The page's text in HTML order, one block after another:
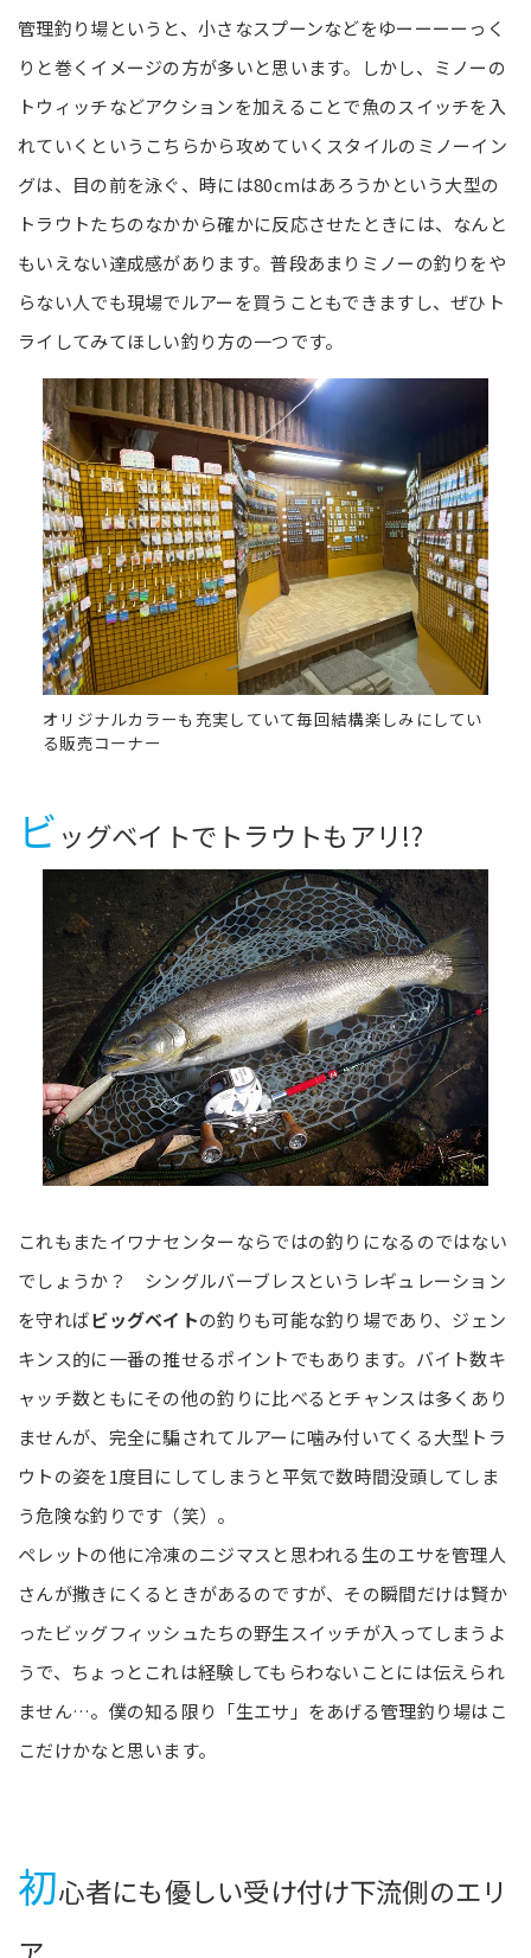
管理釣り場というと、小さなスプーンなどをゆーーーーっく
りと巻くイメージの方が多いと思います。しかし、ミノーの
トウィッチなどアクションを加えることで魚のスイッチを入
れていくというこちらから攻めていくスタイルのミノーイン
グは、目の前を泳ぐ、時には80cmはあろうかという大型の
トラウトたちのなかから確かに反応させたときには、なんと
もいえない達成感があります。普段あまりミノーの釣りをや
らない人でも現場でルアーを買うこともできますし、ぜひト
ライしてみてほしい釣り方の一つです。
オリジナルカラーも充実していて毎回結構楽しみにしてい
る販売コーナー
ビ ッグベイトでトラウトもアリ!?
これもまたイワナセンターならではの釣りになるのではない
でしょうか？ シングルバーブレスというレギュレーション
を守ればビッグベイトの釣りも可能な釣り場であり、ジェン
キンス的に一番の推せるポイントでもあります。バイト数キ
ャッチ数ともにその他の釣りに比べるとチャンスは多くあり
ませんが、完全に騙されてルアーに噛み付いてくる大型トラ
ウトの姿を1度目にしてしまうと平気で数時間没頭してしま
う危険な釣りです（笑）。
ペレットの他に冷凍のニジマスと思われる生のエサを管理人
さんが撒きにくるときがあるのですが、その瞬間だけは賢か
ったビッグフィッシュたちの野生スイッチが入ってしまうよ
うで、ちょっとこれは経験してもらわないことには伝えられ
ません…。僕の知る限り「生エサ」をあげる管理釣り場はこ
こだけかなと思います。
初心者にも優しい受け付け下流側のエリ